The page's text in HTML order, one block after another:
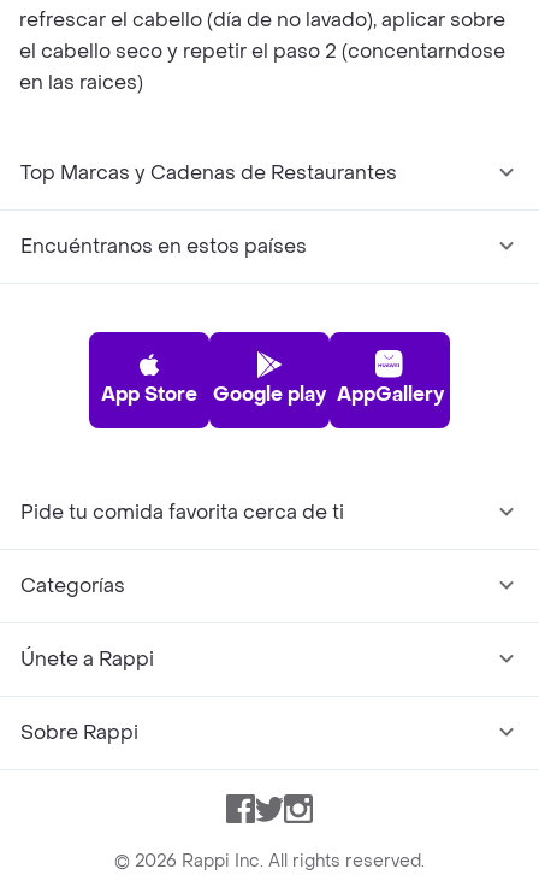
refrescar el cabello (día de no lavado), aplicar sobre
el cabello seco y repetir el paso 2 (concentarndose
en las raices)
Top Marcas y Cadenas de Restaurantes
Encuéntranos en estos países
App Store Google play AppGallery
Pide tu comida favorita cerca de ti
Categorías
Únete a Rappi
Sobre Rappi
Facebook
TwitterInstagram
© 2026 Rappi Inc. All rights reserved.